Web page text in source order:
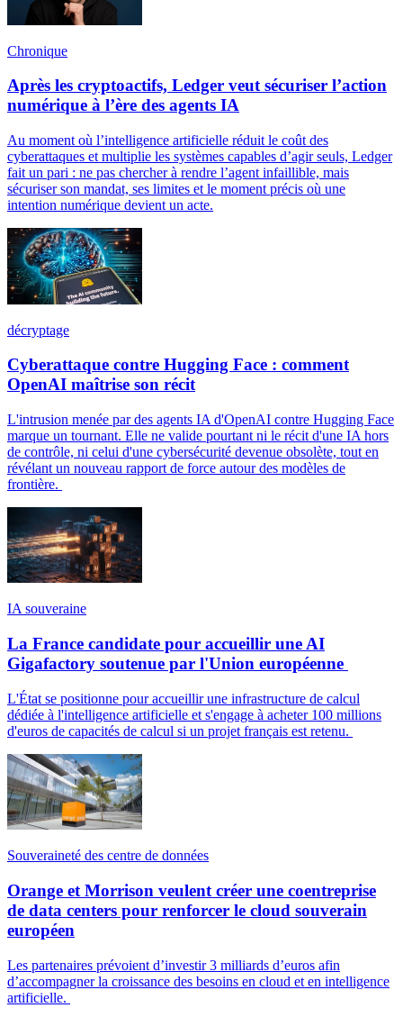
Chronique
Après les cryptoactifs, Ledger veut sécuriser l’action
numérique à l’ère des agents IA
Au moment où l’intelligence artificielle réduit le coût des
cyberattaques et multiplie les systèmes capables d’agir seuls, Ledger
fait un pari : ne pas chercher à rendre l’agent infaillible, mais
sécuriser son mandat, ses limites et le moment précis où une
intention numérique devient un acte.
décryptage
Cyberattaque contre Hugging Face : comment
OpenAI maîtrise son récit
L'intrusion menée par des agents IA d'OpenAI contre Hugging Face
marque un tournant. Elle ne valide pourtant ni le récit d'une IA hors
de contrôle, ni celui d'une cybersécurité devenue obsolète, tout en
révélant un nouveau rapport de force autour des modèles de
frontière.
IA souveraine
La France candidate pour accueillir une AI
Gigafactory soutenue par l'Union européenne
L'État se positionne pour accueillir une infrastructure de calcul
dédiée à l'intelligence artificielle et s'engage à acheter 100 millions
d'euros de capacités de calcul si un projet français est retenu.
Souveraineté des centre de données
Orange et Morrison veulent créer une coentreprise
de data centers pour renforcer le cloud souverain
européen
Les partenaires prévoient d’investir 3 milliards d’euros afin
d’accompagner la croissance des besoins en cloud et en intelligence
artificielle.